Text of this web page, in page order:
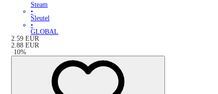
Steam
•
Sleutel
•
GLOBAL
2.59 EUR
2.88 EUR
-10%